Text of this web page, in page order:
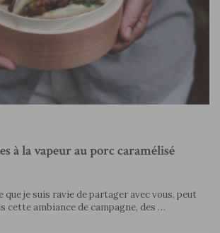
à la vapeur au porc caramélisé
que je suis ravie de partager avec vous, peut
cette ambiance de campagne, des …